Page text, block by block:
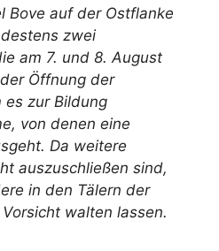
Bove auf der Ostflanke
zwei
am 7. und 8. August
Öffnung der
es zur Bildung
von denen eine
Da weitere
auszuschließen sind,
in den Tälern der
walten lassen.